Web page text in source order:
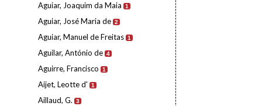
Aguiar, Joaquim da Maia 1
Aguiar, José Maria de 2
Aguiar, Manuel de Freitas 1
Aguilar, António de 4
Aguirre, Francisco 1
Aijet, Leotte d' 1
Aillaud, G. 3